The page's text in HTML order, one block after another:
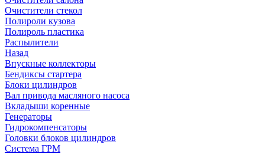
Очистители стекол
Полироли кузова
Полироль пластика
Распылители
Назад
Впускные коллекторы
Бендиксы стартера
Блоки цилиндров
Вал привода масляного насоса
Вкладыши коренные
Генераторы
Гидрокомпенсаторы
Головки блоков цилиндров
Система ГРМ